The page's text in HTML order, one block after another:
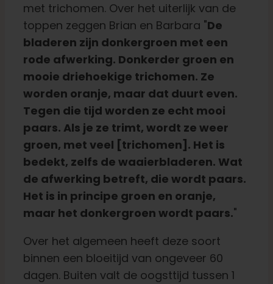
met trichomen. Over het uiterlijk van de
toppen zeggen Brian en Barbara "De
bladeren zijn donkergroen met een
rode afwerking. Donkerder groen en
mooie driehoekige trichomen. Ze
worden oranje, maar dat duurt even.
Tegen die tijd worden ze echt mooi
paars. Als je ze trimt, wordt ze weer
groen, met veel [trichomen]. Het is
bedekt, zelfs de waaierbladeren. Wat
de afwerking betreft, die wordt paars.
Het is in principe groen en oranje,
maar het donkergroen wordt paars."
Over het algemeen heeft deze soort
binnen een bloeitijd van ongeveer 60
dagen. Buiten valt de oogsttijd tussen 1